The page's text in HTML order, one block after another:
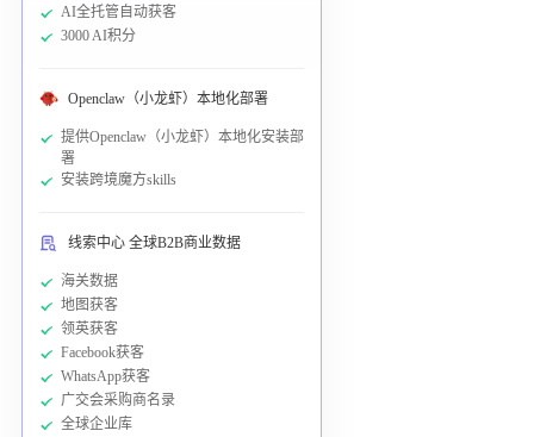
AI全托管自动获客
3000 AI积分
Openclaw（小龙虾）本地化部署
提供Openclaw（小龙虾）本地化安装部
署
安装跨境魔方skills
线索中心 全球B2B商业数据
海关数据
地图获客
领英获客
Facebook获客
WhatsApp获客
广交会采购商名录
全球企业库